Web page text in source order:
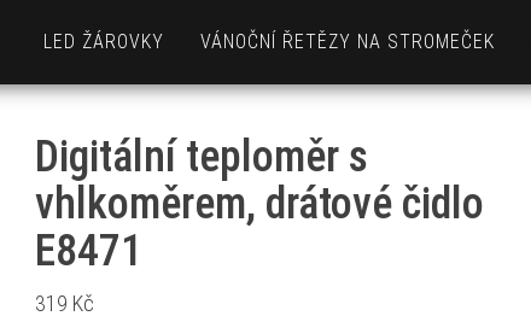
LED ŽÁROVKY VÁNOČNÍ ŘETĚZY NA STROMEČEK
Digitální teploměr s
vhlkoměrem, drátové čidlo
E8471
319 Kč